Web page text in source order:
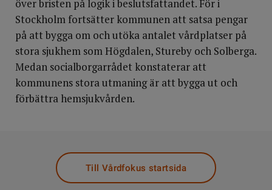
över bristen på logik i beslutsfattandet. För i
Stockholm fortsätter kommunen att satsa pengar
på att bygga om och utöka antalet vårdplatser på
stora sjukhem som Högdalen, Stureby och Solberga.
Medan socialborgarrådet konstaterar att
kommunens stora utmaning är att bygga ut och
förbättra hemsjukvården.
Till Vårdfokus startsida